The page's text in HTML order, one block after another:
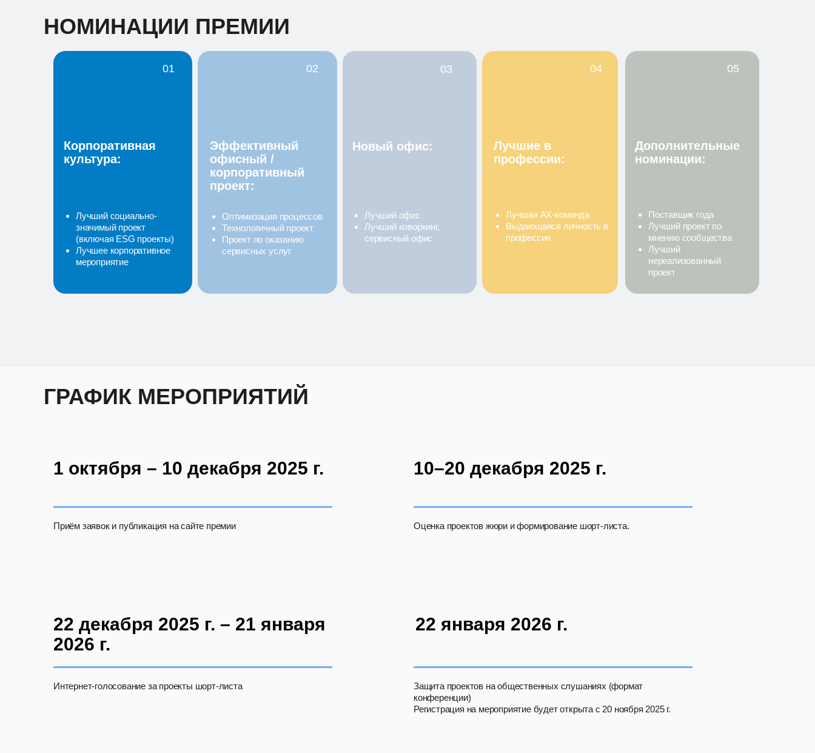
НОМИНАЦИИ ПРЕМИИ
Корпоративная
культура:
Эффективный
офисный /
корпоративный
проект:
Новый офис:
Лучшие в
профессии:
01 02 03 04 05
Лучший социально-
значимый проект
(включая ESG проекты)
Лучшее корпоративное
мероприятие
Оптимизация процессов
Технологичный проект
Проект по оказанию
сервисных услуг
Лучший офис
Лучший коворкинг,
сервисный офис
Лучшая АХ-команда
Выдающаяся личность в
профессии
Дополнительные
номинации:
Поставщик года
Лучший проект по
мнению сообщества
Лучший
нереализованный
проект
ГРАФИК МЕРОПРИЯТИЙ
Приём заявок и публикация на сайте премии
Интернет-голосование за проекты шорт-листа
Оценка проектов жюри и формирование шорт-листа.
Защита проектов на общественных слушаниях (формат
конференции)
Регистрация на мероприятие будет открыта с 20 ноября 2025 г.
1 октября – 10 декабря 2025 г.
22 декабря 2025 г. – 21 января
2026 г.
10–20 декабря 2025 г.
22 января 2026 г.